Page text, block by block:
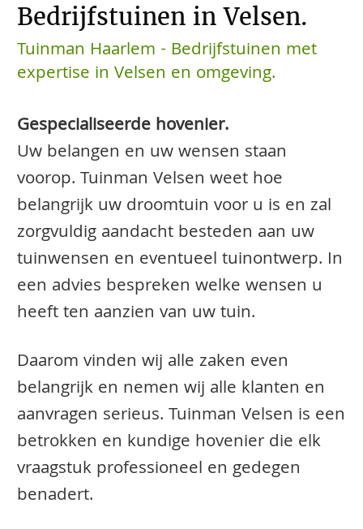
Bedrijfstuinen in Velsen.
Tuinman Haarlem - Bedrijfstuinen met
expertise in Velsen en omgeving.
Gespecialiseerde hovenier.
Uw belangen en uw wensen staan
voorop. Tuinman Velsen weet hoe
belangrijk uw droomtuin voor u is en zal
zorgvuldig aandacht besteden aan uw
tuinwensen en eventueel tuinontwerp. In
een advies bespreken welke wensen u
heeft ten aanzien van uw tuin.
Daarom vinden wij alle zaken even
belangrijk en nemen wij alle klanten en
aanvragen serieus. Tuinman Velsen is een
betrokken en kundige hovenier die elk
vraagstuk professioneel en gedegen
benadert.